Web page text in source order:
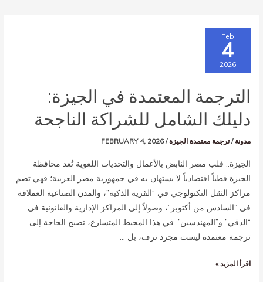
Feb
4
2026
الترجمة المعتمدة في الجيزة:
دليلك الشامل للشراكة الناجحة
مدونة /ترجمة معتمدة الجيزة/
FEBRUARY 4, 2026
الجيزة.. قلب مصر النابض بالأعمال والتحديات اللغوية تُعد محافظة
الجيزة قطباً اقتصادياً لا يستهان به في جمهورية مصر العربية؛ فهي تضم
مراكز الثقل التكنولوجي في “القرية الذكية”، والمدن الصناعية العملاقة
في “السادس من أكتوبر”، وصولاً إلى المراكز الإدارية والقانونية في
“الدقي” و”المهندسين”. في هذا المحيط المتسارع، تصبح الحاجة إلى
ترجمة معتمدة ليست مجرد ترف، بل …
اقرأ المزيد »